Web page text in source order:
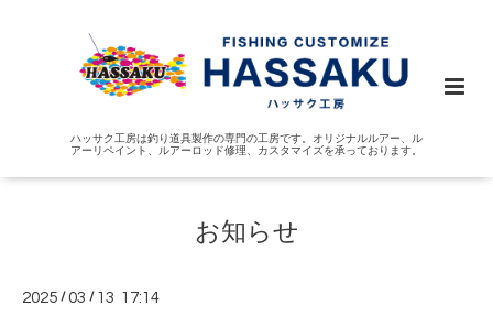
ハッサク工房は釣り道具製作の専門の工房です。オリジナルルアー、ル
アーリペイント、ルアーロッド修理、カスタマイズを承っております。
お知らせ
2025 /03 / 13 17:14